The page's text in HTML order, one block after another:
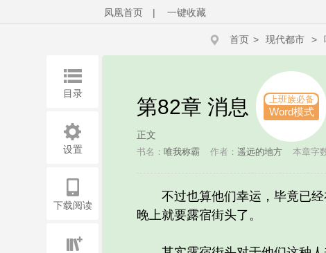
凤凰首页 | 一键收藏
首页 > 现代都市 >
第82章 消息 上班族必备
Word模式
正文
书名： 唯我称霸 作者： 遥远的地方 本章字
不过也算他们幸运，毕竟已经
晚上就要露宿街头了。
目录
设置
下载阅读